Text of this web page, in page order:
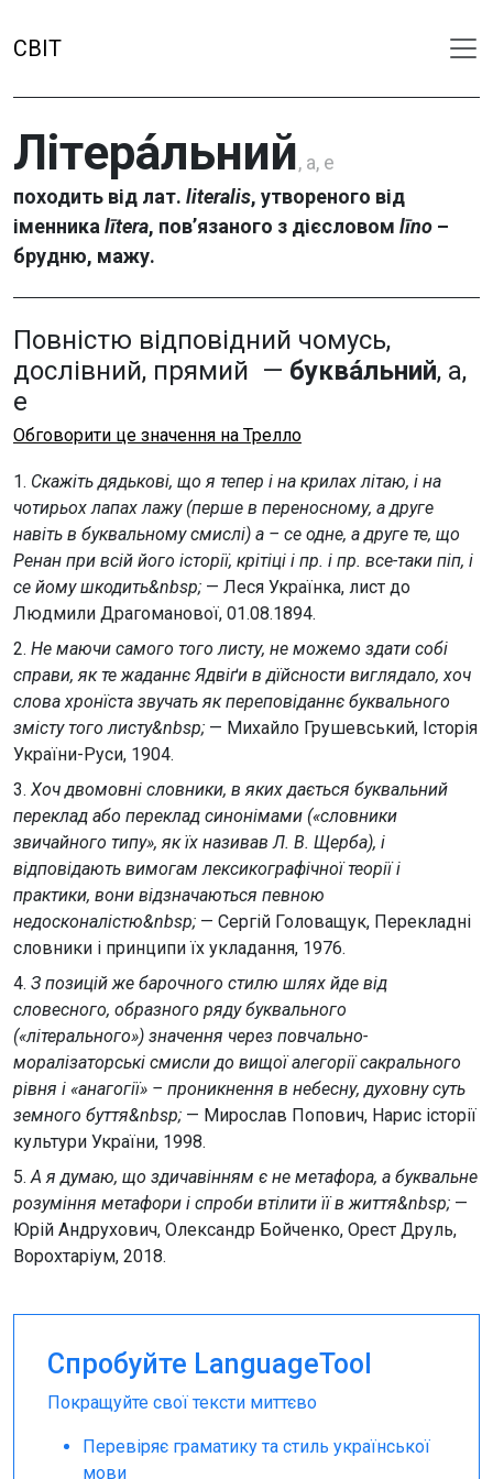
СВІТ
Літера́льний, а, е
походить від лат. literalis, утвореного від
іменника lītera, пов’язаного з дієсловом līno –
брудню, мажу.
Повністю відповідний чомусь,
дослівний, прямий — буква́льний, а,
е
Обговорити це значення на Трелло
1. Скажіть дядькові, що я тепер і на крилах літаю, і на
чотирьох лапах лажу (перше в переносному, а друге
навіть в буквальному смислі) а – се одне, а друге те, що
Ренан при всій його історії, крітіці і пр. і пр. все-таки піп, і
се йому шкодить&nbsp; — Леся Українка, лист до
Людмили Драгоманової, 01.08.1894.
2. Не маючи самого того листу, не можемо здати собі
справи, як те жаданнє Ядвіґи в дїйсности виглядало, хоч
слова хронїста звучать як переповіданнє буквального
змісту того листу&nbsp; — Михайло Грушевський, Історія
України-Руси, 1904.
3. Хоч двомовні словники, в яких дається буквальний
переклад або переклад синонімами («словники
звичайного типу», як їх називав Л. В. Щерба), і
відповідають вимогам лексикографічної теорії і
практики, вони відзначаються певною
недосконалістю&nbsp; — Сергій Головащук, Перекладні
словники і принципи їх укладання, 1976.
4. З позицій же барочного стилю шлях йде від
словесного, образного ряду буквального
(«літерального») значення через повчально-
моралізаторські смисли до вищої алегорії сакрального
рівня і «анагогії» – проникнення в небесну, духовну суть
земного буття&nbsp; — Мирослав Попович, Нарис історії
культури України, 1998.
5.А я думаю, що здичавінням є не метафора, а буквальне
розуміння метафори і спроби втілити її в життя&nbsp; —
Юрій Андрухович, Олександр Бойченко, Орест Друль,
Ворохтаріум, 2018.
Спробуйте LanguageTool
Покращуйте свої тексти миттєво
Перевіряє граматику та стиль української
мови